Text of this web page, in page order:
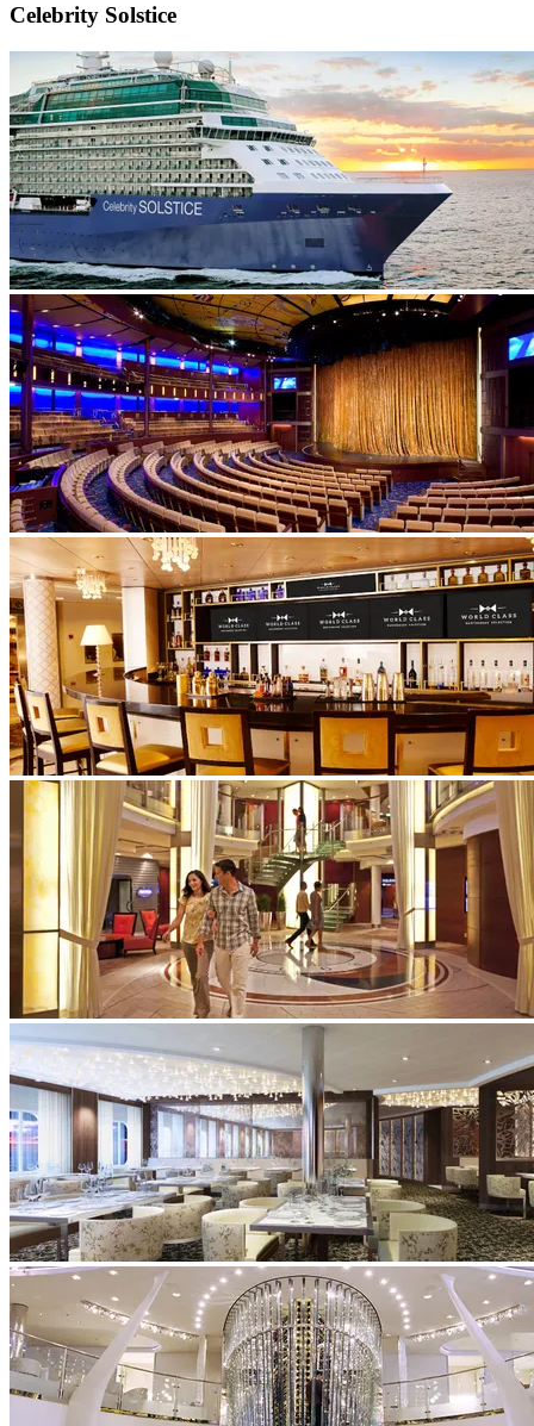
Celebrity Solstice